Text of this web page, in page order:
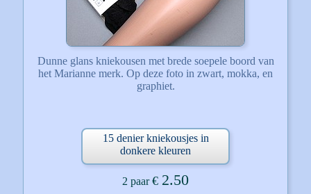
Dunne glans kniekousen met brede soepele boord van
het Marianne merk. Op deze foto in zwart, mokka, en
graphiet.
2 paar€ 2.50
15 denier kniekousjes in
donkere kleuren